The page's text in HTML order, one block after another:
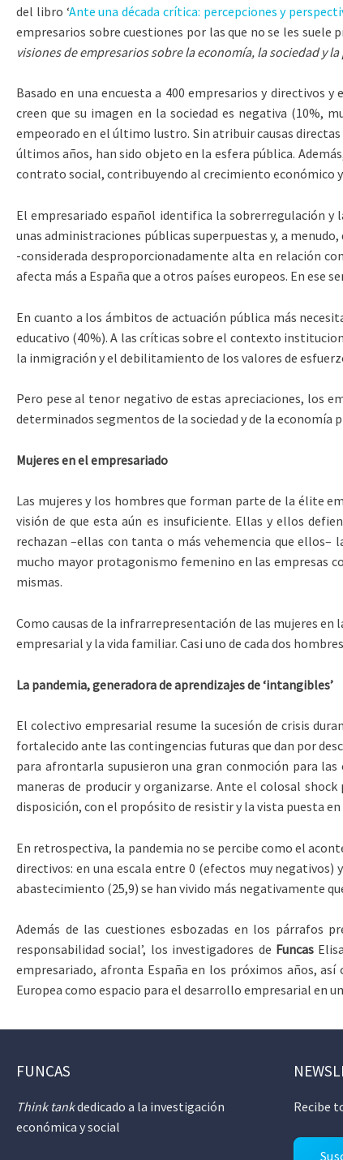
del libro ‘Ante una década crítica: percepciones y
empresarios sobre cuestiones por las que no se les suele
visiones de empresarios sobre la economía, la sociedad y
Basado en una encuesta a 400 empresarios y directivos
creen que su imagen en la sociedad es negativa (10%,
empeorado en el último lustro. Sin atribuir causas
últimos años, han sido objeto en la esfera pública.
contrato social, contribuyendo al crecimiento económico
El empresariado español identifica la sobrerregulación
unas administraciones públicas superpuestas y, a
-considerada desproporcionadamente alta en relación
afecta más a España que a otros países europeos. En ese
En cuanto a los ámbitos de actuación pública más
educativo (40%). A las críticas sobre el contexto
la inmigración y el debilitamiento de los valores de
Pero pese al tenor negativo de estas apreciaciones, los
determinados segmentos de la sociedad y de la economía
Mujeres en el empresariado
Las mujeres y los hombres que forman parte de la élite
visión de que esta aún es insuficiente. Ellas y ellos
rechazan –ellas con tanta o más vehemencia que
mucho mayor protagonismo femenino en las empresas
mismas.
Como causas de la infrarrepresentación de las mujeres
empresarial y la vida familiar. Casi uno de cada dos
La pandemia, generadora de aprendizajes de ‘intangibles’
El colectivo empresarial resume la sucesión de crisis
fortalecido ante las contingencias futuras que dan por
para afrontarla supusieron una gran conmoción para las
maneras de producir y organizarse. Ante el colosal
disposición, con el propósito de resistir y la vista puesta
En retrospectiva, la pandemia no se percibe como el
directivos: en una escala entre 0 (efectos muy
abastecimiento (25,9) se han vivido más negativamente
Además de las cuestiones esbozadas en los párrafos
responsabilidad social’, los investigadores de Funcas
empresariado, afronta España en los próximos años,
Europea como espacio para el desarrollo empresarial en
FUNCAS
Think tankdedicado a la investigación
económica y social
Recibe